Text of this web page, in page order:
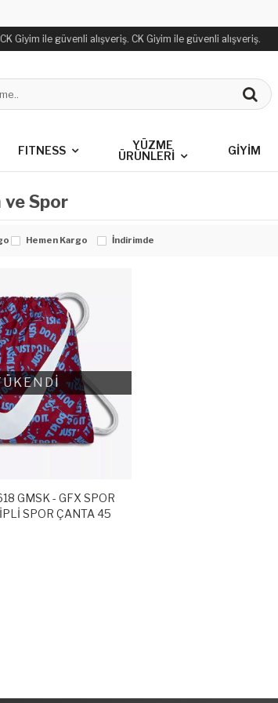
Giyim ile güvenli alışveriş. CK Giyim ile güvenli alışveriş.
FITNESS
YÜZME
ÜRÜNLERİ
GİYİM
ve Spor
Hemen Kargo İndirimde
GMSK - GFX SPOR
SPOR ÇANTA 45